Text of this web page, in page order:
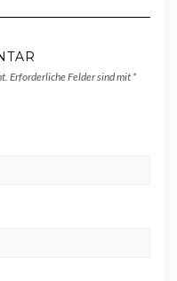
Erforderliche Felder sind mit *